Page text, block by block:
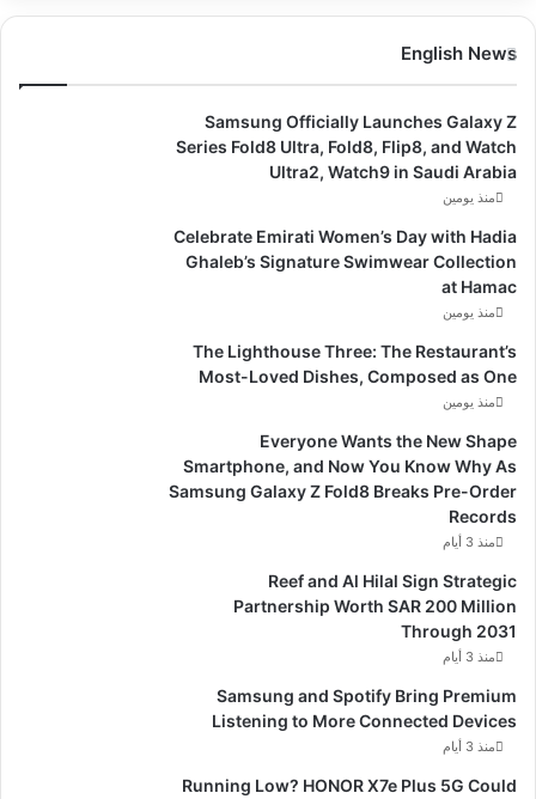
English News
Samsung Officially Launches Galaxy Z
Series Fold8 Ultra, Fold8, Flip8, and Watch
Ultra2, Watch9 in Saudi Arabia
منذ يومين
Celebrate Emirati Women’s Day with Hadia
Ghaleb’s Signature Swimwear Collection
at Hamac
منذ يومين
The Lighthouse Three: The Restaurant’s
Most-Loved Dishes, Composed as One
منذ يومين
Everyone Wants the New Shape
Smartphone, and Now You Know Why As
Samsung Galaxy Z Fold8 Breaks Pre-Order
Records
منذ 3 أيام
Reef and Al Hilal Sign Strategic
Partnership Worth SAR 200 Million
Through 2031
منذ 3 أيام
Samsung and Spotify Bring Premium
Listening to More Connected Devices
منذ 3 أيام
Running Low? HONOR X7e Plus 5G Could